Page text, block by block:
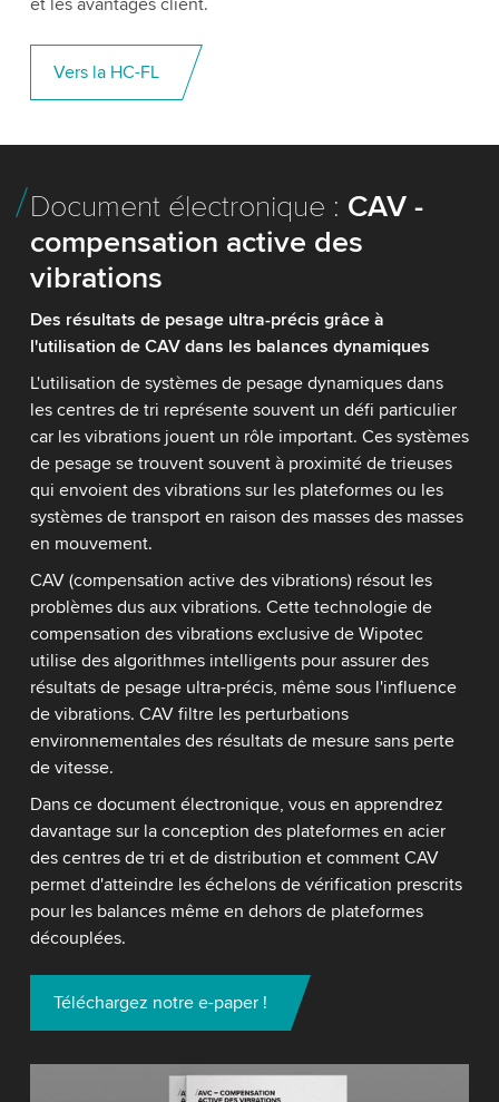
Vers la HC-FL
Document électronique : CAV -
compensation active des
vibrations
Des résultats de pesage ultra-précis grâce à
l'utilisation de CAV dans les balances dynamiques
L'utilisation de systèmes de pesage dynamiques dans
les centres de tri représente souvent un défi particulier
car les vibrations jouent un rôle important. Ces systèmes
de pesage se trouvent souvent à proximité de trieuses
qui envoient des vibrations sur les plateformes ou les
systèmes de transport en raison des masses des masses
en mouvement.
CAV (compensation active des vibrations) résout les
problèmes dus aux vibrations. Cette technologie de
compensation des vibrations exclusive de Wipotec
utilise des algorithmes intelligents pour assurer des
résultats de pesage ultra-précis, même sous l'influence
de vibrations. CAV filtre les perturbations
environnementales des résultats de mesure sans perte
de vitesse.
Dans ce document électronique, vous en apprendrez
davantage sur la conception des plateformes en acier
des centres de tri et de distribution et comment CAV
permet d'atteindre les échelons de vérification prescrits
pour les balances même en dehors de plateformes
découplées.
Téléchargez notre e-paper !